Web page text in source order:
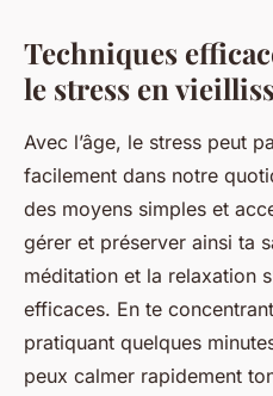
Techniques
le stress en
Avec l’âge, le stress peut
facilement dans notre
des moyens simples et
gérer et préserver ainsi ta
méditation et la relaxation
efficaces. En te
pratiquant quelques
peux calmer rapidement